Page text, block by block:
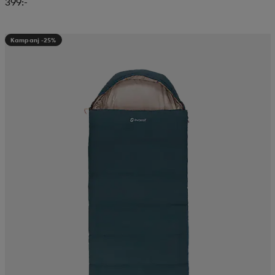
Kampanj -25%